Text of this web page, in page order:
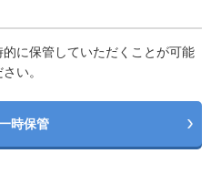
に保管していただくことが可能
い。
時保管